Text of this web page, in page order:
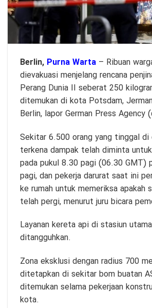
Berlin, Purna Warta – Ribuan
dievakuasi menjelang rencana
Perang Dunia II seberat 250
ditemukan di kota Potsdam,
Berlin, lapor German Press Agency
Sekitar 6.500 orang yang tinggal di
terkena dampak telah diminta
pada pukul 8.30 pagi (06.30 GMT)
pagi, dan pekerja darurat saat ini
ke rumah untuk memeriksa apakah
telah pergi, menurut juru bicara
Layanan kereta api di stasiun
ditangguhkan.
Zona eksklusi dengan radius 700
ditetapkan di sekitar bom buatan
ditemukan selama pekerjaan
kota.